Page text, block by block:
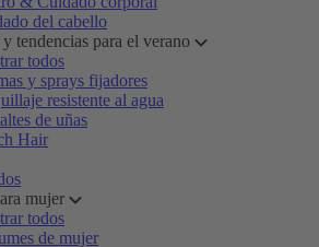
del cabello
tendencias para el verano
todos
y sprays fijadores
resistente al agua
de uñas
Hair
mujer
todos
de mujer